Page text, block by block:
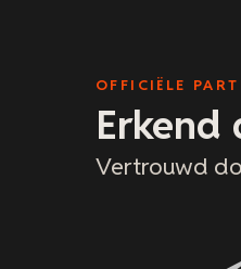
OFFICIËLE
Erkend
Vertrouwd